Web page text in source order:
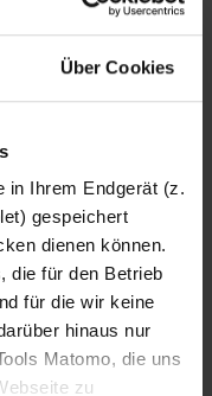
Über Cookies
in Ihrem Endgerät (z.
gespeichert
dienen können.
die für den Betrieb
für die wir keine
hinaus nur
Matomo, die uns
zu
Lorenz